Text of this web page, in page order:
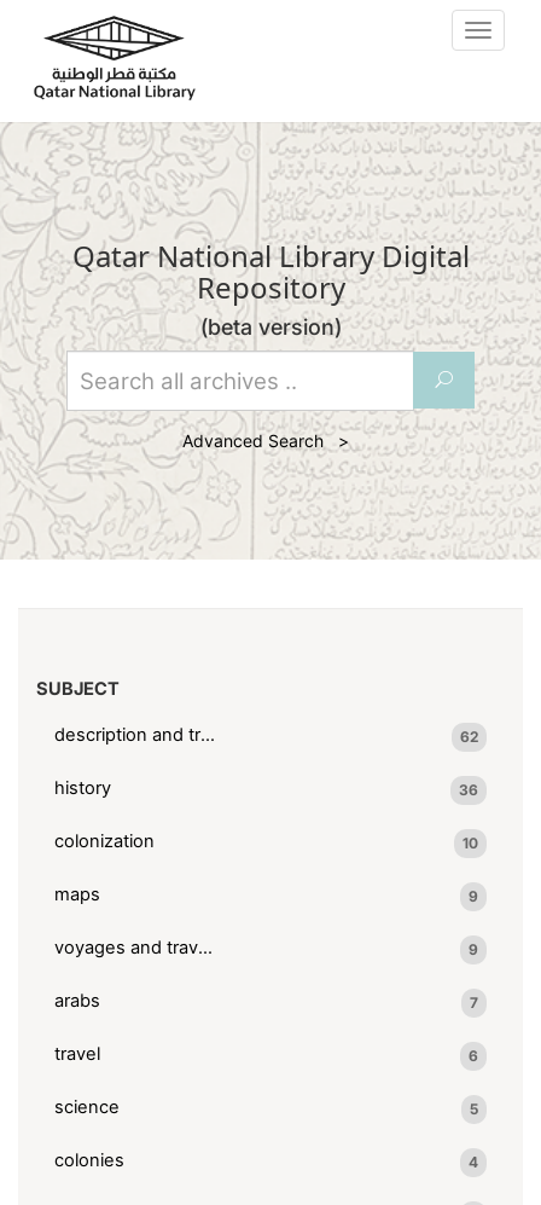
Skip to main content
Toggle
Qatar National Library Digital
Repository
(beta version)
U
Advanced Search >
SUBJECT
description and travel 62
history 36
colonization 10
maps 9
voyages and travels 9
arabs 7
travel 6
science 5
colonies 4